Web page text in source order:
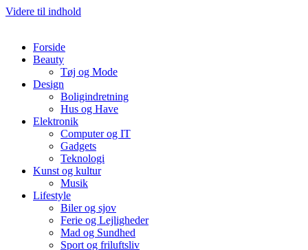
Videre til indhold
Forside
Beauty
Tøj og Mode
Design
Boligindretning
Hus og Have
Elektronik
Computer og IT
Gadgets
Teknologi
Kunst og kultur
Musik
Lifestyle
Biler og sjov
Ferie og Lejligheder
Mad og Sundhed
Sport og friluftsliv